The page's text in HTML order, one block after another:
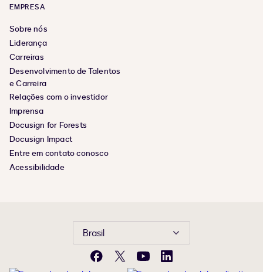
EMPRESA
Sobre nós
Liderança
Carreiras
Desenvolvimento de Talentos
e Carreira
Relações com o investidor
Imprensa
Docusign for Forests
Docusign Impact
Entre em contato conosco
Acessibilidade
Brasil
Facebook
X YouTubeLinkedIn